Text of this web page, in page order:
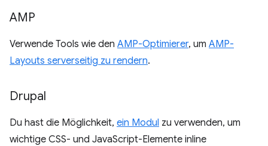
AMP
Verwende Tools wie den AMP-Optimierer, um AMP-
Layouts serverseitig zu rendern.
Drupal
Du hast die Möglichkeit, ein Modul zu verwenden, um
wichtige CSS- und JavaScript-Elemente inline